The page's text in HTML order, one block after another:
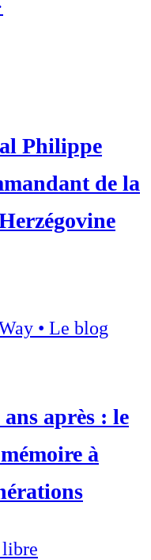
Philippe
de la
• Le blog
après : le
à
libre